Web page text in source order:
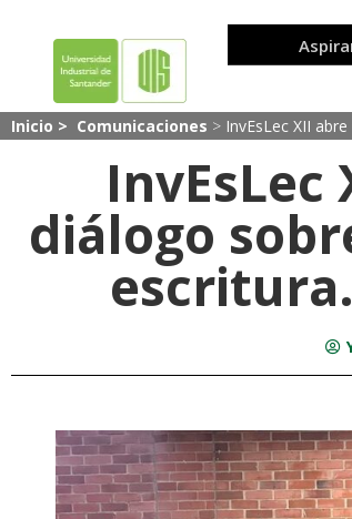
Inicio > Comunicaciones > InvEsLec XII
InvEsLec
diálogo